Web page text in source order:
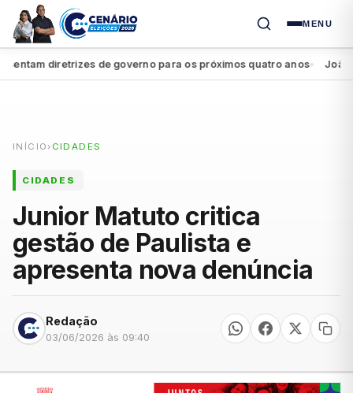
MENU
diretrizes de governo para os próximos quatro anos● João
INÍCIO › CIDADES
CIDADES
Junior Matuto critica
gestão de Paulista e
apresenta nova denúncia
Redação
03/06/2026 às 09:40